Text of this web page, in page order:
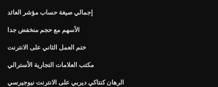
إجمالي صيغة حساب مؤشر العائد
الأسهم مع حجم منخفض جدا
ختم العمل الثاني على الانترنت
مكتب العلامات التجارية الأسترالي
الرهان كنتاكي ديربي على الانترنت نيوجيرسي